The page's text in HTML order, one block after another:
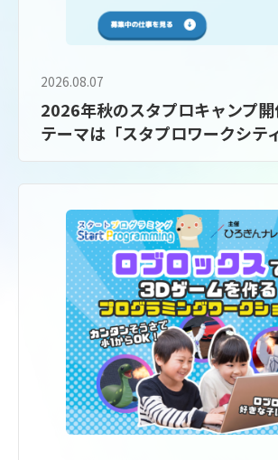
2026.08.07
2026年秋のスタプロキャンプ
テーマは「スタプロワークシテ